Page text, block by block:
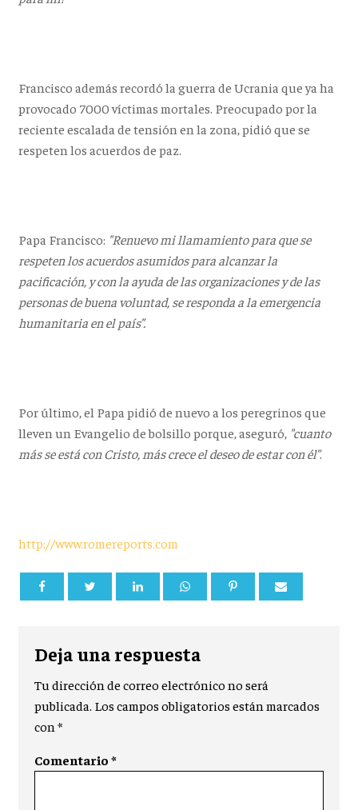
Francisco además recordó la guerra de Ucrania que ya ha
provocado 7000 víctimas mortales. Preocupado por la
reciente escalada de tensión en la zona, pidió que se
respeten los acuerdos de paz.
Papa Francisco: "Renuevo mi llamamiento para que se
respeten los acuerdos asumidos para alcanzar la
pacificación, y con la ayuda de las organizaciones y de las
personas de buena voluntad, se responda a la emergencia
humanitaria en el país”.
Por último, el Papa pidió de nuevo a los peregrinos que
lleven un Evangelio de bolsillo porque, aseguró, "cuanto
más se está con Cristo, más crece el deseo de estar con él”.
http://www.romereports.com
Deja una respuesta
Tu dirección de correo electrónico no será
publicada. Los campos obligatorios están marcados
con*
Comentario*